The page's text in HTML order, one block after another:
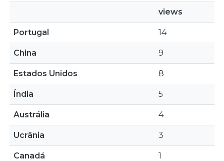
views
Portugal 14
China 9
Estados Unidos 8
Índia 5
Austrália 4
Ucrânia 3
Canadá 1